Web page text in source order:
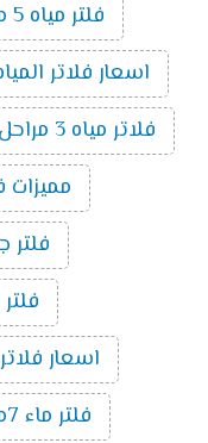
فلتر مياه 5 مراحل
اسعار فلاتر المياه
فلاتر مياه 3 مراحل
مميزات
فلتر
فلتر
اسعار فلاتر المياه 7
فلتر ماء 7مراحل